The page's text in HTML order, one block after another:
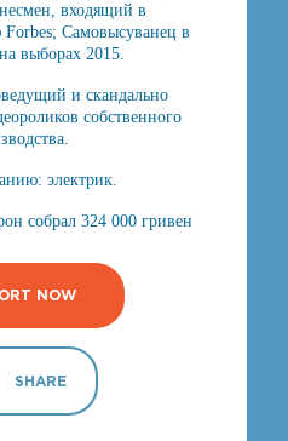
входящий в
Самовысуванец в
выборах 2015.
и скандально
собственного
электрик.
собрал 324 000 гривен
NOW
SHARE